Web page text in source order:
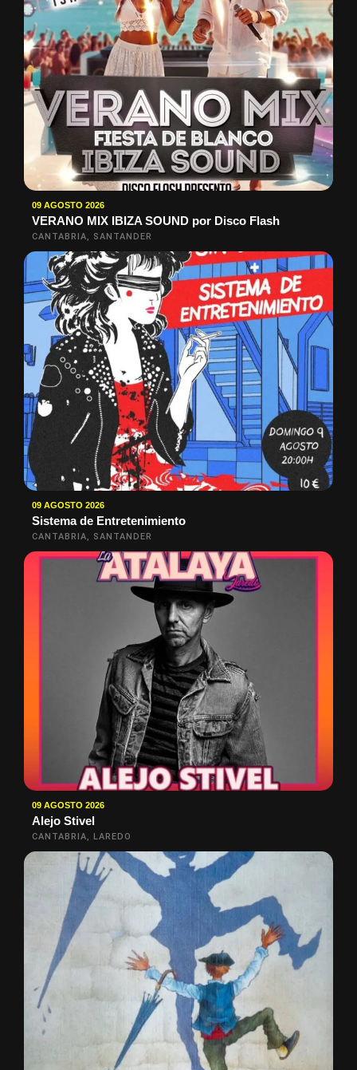
09 AGOSTO 2026
VERANO MIX IBIZA SOUND por Disco Flash
CANTABRIA, SANTANDER
09 AGOSTO 2026
Sistema de Entretenimiento
CANTABRIA, SANTANDER
09 AGOSTO 2026
Alejo Stivel
CANTABRIA, LAREDO